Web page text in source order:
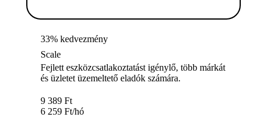
33% kedvezmény
Scale
Fejlett eszközcsatlakoztatást igénylő, több márkát
és üzletet üzemeltető eladók számára.
9 389 Ft
6 259 Ft/hó